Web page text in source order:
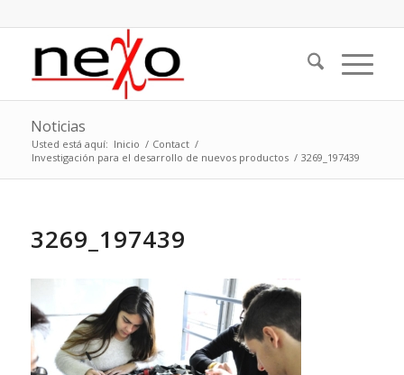
Noticias
Usted está aquí: Inicio / Contact /
Investigación para el desarrollo de nuevos productos / 3269_197439
3269_197439